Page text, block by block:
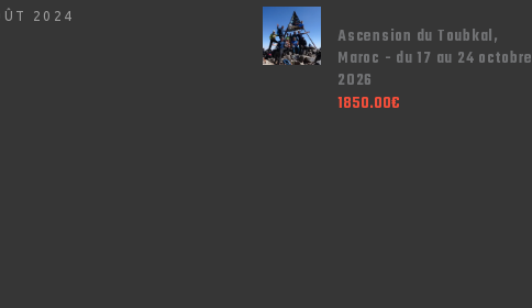
2024
Ascension du Toubkal,
Maroc - du 17 au 24 octobre
2026
1850.00€